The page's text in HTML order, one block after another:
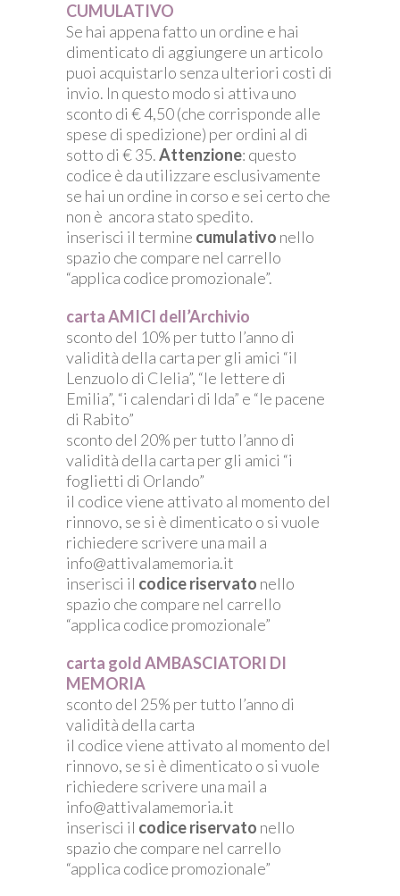
CUMULATIVO
Se hai appena fatto un ordine e hai
dimenticato di aggiungere un articolo
puoi acquistarlo senza ulteriori costi di
invio. In questo modo si attiva uno
sconto di € 4,50 (che corrisponde alle
spese di spedizione) per ordini al di
sotto di € 35.Attenzione: questo
codice è da utilizzare esclusivamente
se hai un ordine in corso e sei certo che
non è ancora stato spedito.
inserisci il termine cumulativo nello
spazio che compare nel carrello
“applica codice promozionale”.
carta AMICI dell’Archivio
sconto del 10% per tutto l’anno di
validità della carta per gli amici “il
Lenzuolo di Clelia”, “le lettere di
Emilia”, “i calendari di Ida” e “le pacene
di Rabito”
sconto del 20% per tutto l’anno di
validità della carta per gli amici “i
foglietti di Orlando”
il codice viene attivato al momento del
rinnovo, se si è dimenticato o si vuole
richiedere scrivere una mail a
info@attivalamemoria.it
inserisci il codice riservato nello
spazio che compare nel carrello
“applica codice promozionale”
carta gold AMBASCIATORI DI
MEMORIA
sconto del 25% per tutto l’anno di
validità della carta
il codice viene attivato al momento del
rinnovo, se si è dimenticato o si vuole
richiedere scrivere una mail a
info@attivalamemoria.it
inserisci il codice riservato nello
spazio che compare nel carrello
“applica codice promozionale”